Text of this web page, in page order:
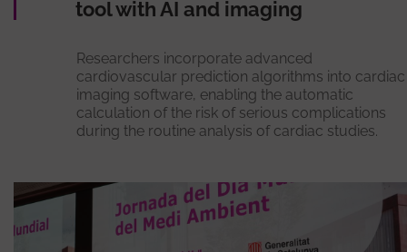
tool with AI and imaging
Researchers incorporate advanced
cardiovascular prediction algorithms into cardiac
imaging software, enabling the automatic
calculation of the risk of serious complications
during the routine analysis of cardiac studies.